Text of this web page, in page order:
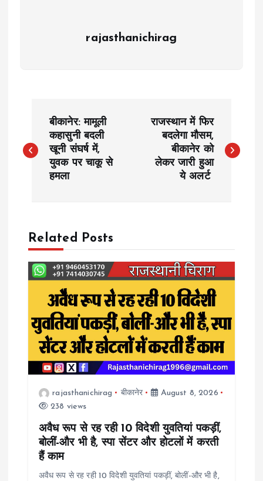
rajasthanichirag
o
n
a
v
a
बीकानेर: मामूली
कहासुनी बदली
खूनी संघर्ष में,
युवक पर चाकू से
हमला
राजस्थान में फिर
बदलेगा मौसम,
बीकानेर को
लेकर जारी हुआ
ये अलर्ट
Related Posts
rajasthanichirag बीकानेर
August 8, 2026
238 views
अवैध रूप से रह रही 10 विदेशी युवतियां पकड़ीं,
बोलीं-और भी है, स्पा सेंटर और होटलों में करती
हैं काम
अवैध रूप से रह रही 10 विदेशी युवतियां पकड़ीं, बोलीं-और भी है,